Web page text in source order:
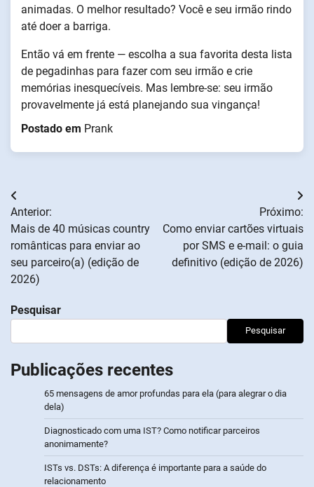
animadas. O melhor resultado? Você e seu irmão rindo
até doer a barriga.
Então vá em frente — escolha a sua favorita desta lista
de pegadinhas para fazer com seu irmão e crie
memórias inesquecíveis. Mas lembre-se: seu irmão
provavelmente já está planejando sua vingança!
Postado em Prank
Navegação
de
artigos
Anterior:
Mais de 40 músicas country
românticas para enviar ao
seu parceiro(a) (edição de
2026)
Próximo:
Como enviar cartões virtuais
por SMS e e-mail: o guia
definitivo (edição de 2026)
Pesquisar
Pesquisar
Publicações recentes
65 mensagens de amor profundas para ela (para alegrar o dia
dela)
Diagnosticado com uma IST? Como notificar parceiros
anonimamente?
ISTs vs. DSTs: A diferença é importante para a saúde do
relacionamento